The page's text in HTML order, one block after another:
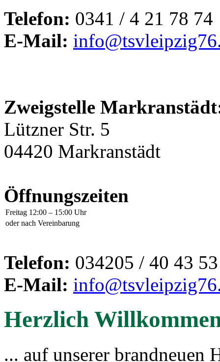
Telefon: 0341 / 4 21 78 74
E-Mail:
Zweigstelle
Lützner Str. 5
04420 Markranstädt
Öffnungszeiten
Freitag 12:00 – 15:00 Uhr
oder nach Vereinbarung
Telefon: 034205 / 40 43 53
E-Mail:
Herzlich
... auf unserer brandneuen